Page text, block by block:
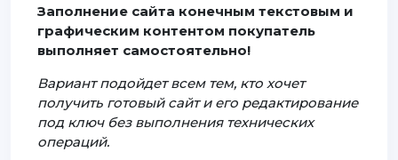
Заполнение сайта конечным текстовым и
графическим контентом покупатель
выполняет самостоятельно!
Вариант подойдет всем тем, кто хочет
получить готовый сайт и его редактирование
под ключ без выполнения технических
операций.